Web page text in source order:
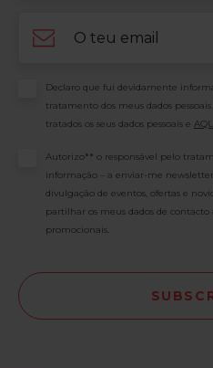
Consentimento
Declaro que fui devidamente
tratamento dos meus dados
tratados os seus dados pessoais e
Consentimento
Autorizo** o responsável pelo
informação – a enviar-me
divulgação de eventos, ofertas e
partilhar os meus dados de
promocionais.